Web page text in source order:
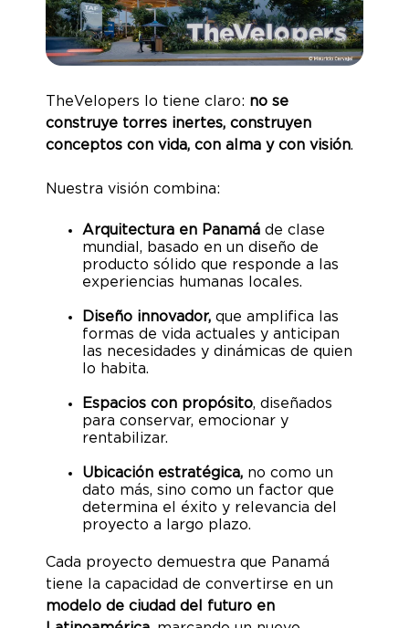
TheVelopers lo tiene claro: no se
construye torres inertes, construyen
conceptos con vida, con alma y con visión.
Nuestra visión combina:
Arquitectura en Panamá de clase
mundial, basado en un diseño de
producto sólido que responde a las
experiencias humanas locales.
Diseño innovador, que amplifica las
formas de vida actuales y anticipan
las necesidades y dinámicas de quien
lo habita.
Espacios con propósito, diseñados
para conservar, emocionar y
rentabilizar.
Ubicación estratégica, no como un
dato más, sino como un factor que
determina el éxito y relevancia del
proyecto a largo plazo.
Cada proyecto demuestra que Panamá
tiene la capacidad de convertirse en un
modelo de ciudad del futuro en